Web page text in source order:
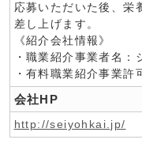
応募いただいた後、栄
差し上げます。
《紹介会社情報》
・職業紹介事業者名：
・有料職業紹介事業
会社HP
http://seiyohkai.jp/